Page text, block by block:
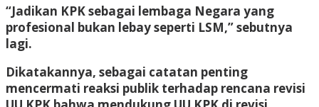
“Jadikan KPK sebagai lembaga Negara yang
profesional bukan lebay seperti LSM,” sebutnya
lagi.
Dikatakannya, sebagai catatan penting
mencermati reaksi publik terhadap rencana revisi